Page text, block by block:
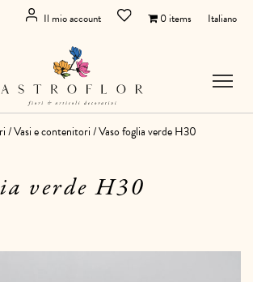
Il mio account 0 items Italiano
/Vasi e contenitori/ Vaso foglia verde H30
verde H30